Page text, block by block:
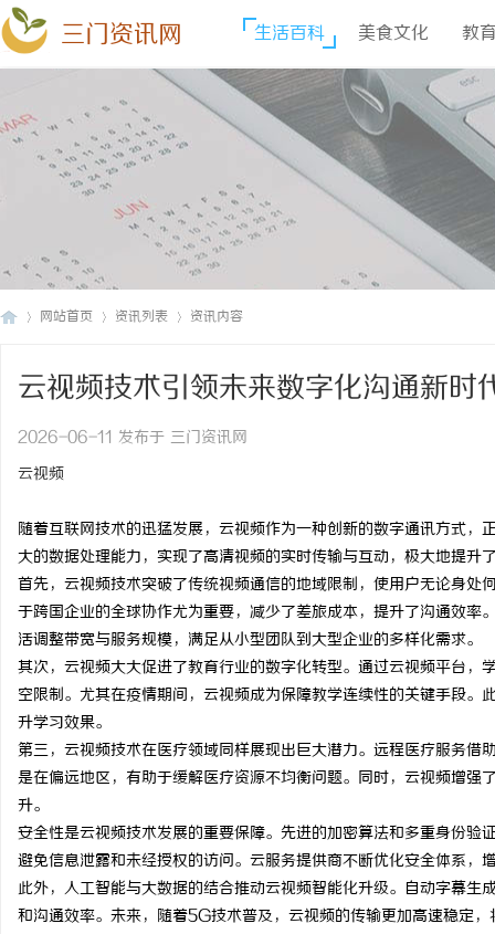
三门资讯网 生活百科 美食文化 教
网站首页 资讯列表 资讯内容
云视频技术引领未来数字化沟通新时
2026-06-11 发布于 三门资讯网
云视频
随着互联网技术的迅猛发展，云视频作为一种创新的数字通讯方式
大的数据处理能力，实现了高清视频的实时传输与互动，极大地提升
首先，云视频技术突破了传统视频通信的地域限制，使用户无论身
于跨国企业的全球协作尤为重要，减少了差旅成本，提升了沟通效
活调整带宽与服务规模，满足从小型团队到大型企业的多样化需求。
其次，云视频大大促进了教育行业的数字化转型。通过云视频平台
空限制。尤其在疫情期间，云视频成为保障教学连续性的关键手段
升学习效果。
第三，云视频技术在医疗领域同样展现出巨大潜力。远程医疗服务
是在偏远地区，有助于缓解医疗资源不均衡问题。同时，云视频增
升。
安全性是云视频技术发展的重要保障。先进的加密算法和多重身份
避免信息泄露和未经授权的访问。云服务提供商不断优化安全体系，
此外，人工智能与大数据的结合推动云视频智能化升级。自动字幕
和沟通效率。未来，随着5G技术普及，云视频的传输更加高速稳定